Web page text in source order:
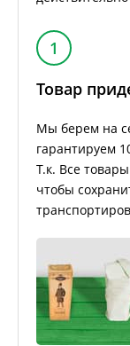
1
Товар
Мы берем на
гарантируем
Т.к. Все
чтобы